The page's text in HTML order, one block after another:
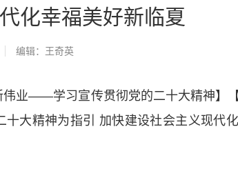
化幸福美好新临夏
编辑：王奇英
业——学习宣传贯彻党的二十大精神】
十大精神为指引 加快建设社会主义现